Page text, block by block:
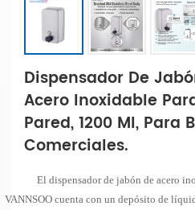
Dispensador De
Acero Inoxidable
Pared, 1200 Ml, Para
Comerciales.
El dispensador de jabón de acero
VANNSOO cuenta con un depósito de